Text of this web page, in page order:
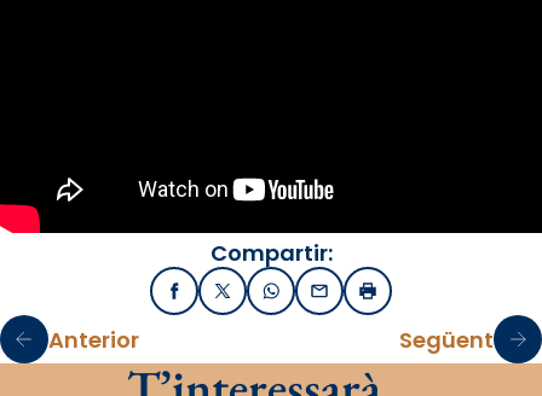
Compartir:
FacebookX / TwitterWhatsApp
EmailImprimir
Anterior Següent